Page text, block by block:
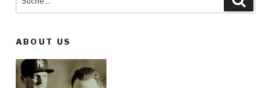
Slap
Remix)
–
connected“
ABOUT US